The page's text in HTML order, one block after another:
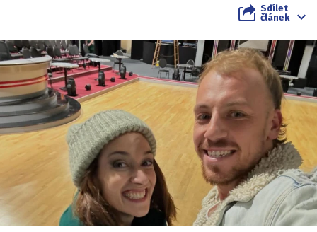
Sdílet
článek